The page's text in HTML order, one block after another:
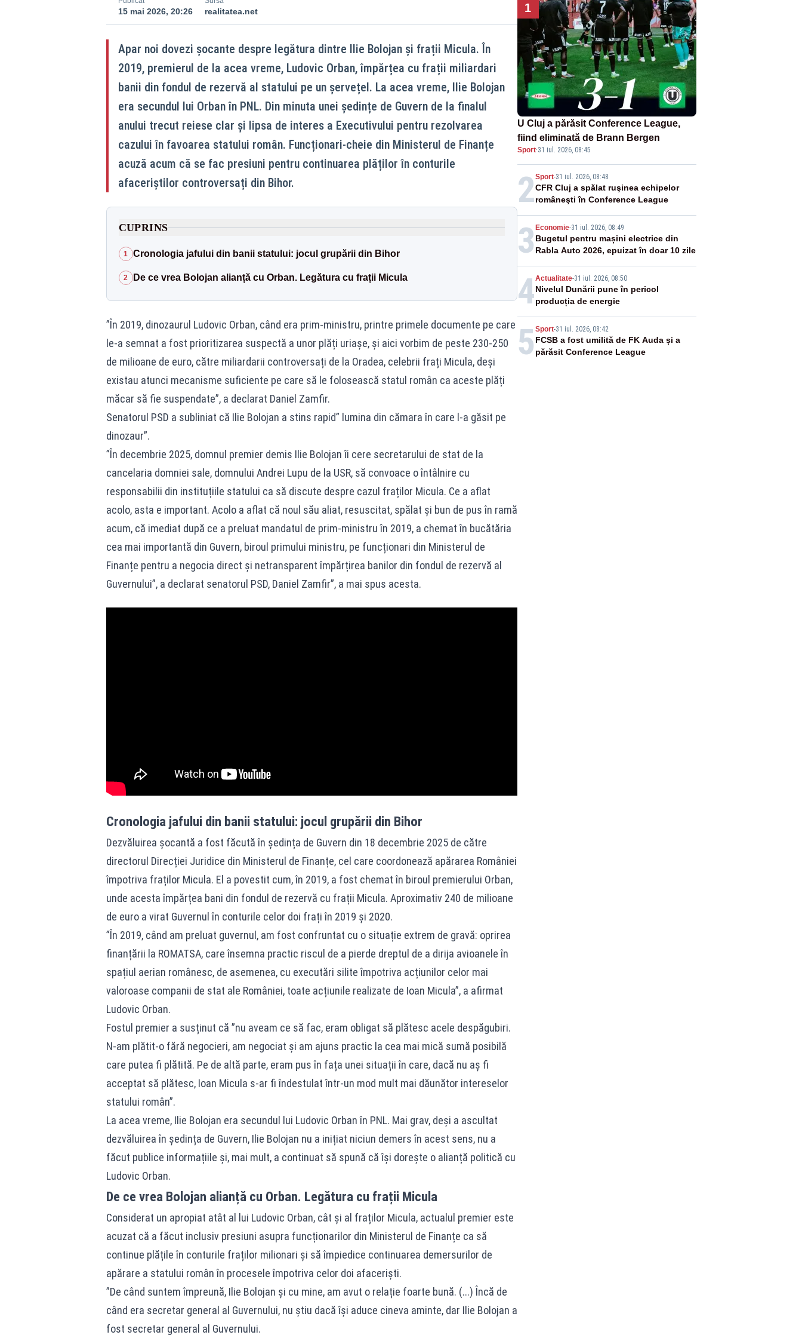
15 mai 2026, 20:26 realitatea.net
Apar noi dovezi șocante despre legătura dintre Ilie Bolojan și frații Micula. În
2019, premierul de la acea vreme, Ludovic Orban, împărțea cu frații miliardari
banii din fondul de rezervă al statului pe un șervețel. La acea vreme, Ilie Bolojan
era secundul lui Orban în PNL. Din minuta unei ședințe de Guvern de la finalul
anului trecut reiese clar și lipsa de interes a Executivului pentru rezolvarea
cazului în favoarea statului român. Funcționari-cheie din Ministerul de Finanțe
acuză acum că se fac presiuni pentru continuarea plăților în conturile
afaceriștilor controversați din Bihor.
CUPRINS
1 Cronologia jafului din banii statului: jocul grupării din Bihor
2 De ce vrea Bolojan alianță cu Orban. Legătura cu frații Micula
”În 2019, dinozaurul Ludovic Orban, când era prim-ministru, printre primele documente pe care
le-a semnat a fost prioritizarea suspectă a unor plăți uriașe, și aici vorbim de peste 230-250
de milioane de euro, către miliardarii controversați de la Oradea, celebrii frați Micula, deși
existau atunci mecanisme suficiente pe care să le folosească statul român ca aceste plăți
măcar să fie suspendate”, a declarat Daniel Zamfir.
Senatorul PSD a subliniat că Ilie Bolojan a stins rapid” lumina din cămara în care l-a găsit pe
dinozaur”.
”În decembrie 2025, domnul premier demis Ilie Bolojan îi cere secretarului de stat de la
cancelaria domniei sale, domnului Andrei Lupu de la USR, să convoace o întâlnire cu
responsabilii din instituțiile statului ca să discute despre cazul fraților Micula. Ce a aflat
acolo, asta e important. Acolo a aflat că noul său aliat, resuscitat, spălat și bun de pus în ramă
acum, că imediat după ce a preluat mandatul de prim-ministru în 2019, a chemat în bucătăria
cea mai importantă din Guvern, biroul primului ministru, pe funcționari din Ministerul de
Finanțe pentru a negocia direct și netransparent împărțirea banilor din fondul de rezervă al
Guvernului”, a declarat senatorul PSD, Daniel Zamfir”, a mai spus acesta.
Cronologia jafului din banii statului: jocul grupării din Bihor
Dezvăluirea șocantă a fost făcută în ședința de Guvern din 18 decembrie 2025 de către
directorul Direcției Juridice din Ministerul de Finanțe, cel care coordonează apărarea României
împotriva fraților Micula. El a povestit cum, în 2019, a fost chemat în biroul premierului Orban,
unde acesta împărțea bani din fondul de rezervă cu frații Micula. Aproximativ 240 de milioane
de euro a virat Guvernul în conturile celor doi frați în 2019 și 2020.
”În 2019, când am preluat guvernul, am fost confruntat cu o situație extrem de gravă: oprirea
finanțării la ROMATSA, care însemna practic riscul de a pierde dreptul de a dirija avioanele în
spațiul aerian românesc, de asemenea, cu executări silite împotriva acțiunilor celor mai
valoroase companii de stat ale României, toate acțiunile realizate de Ioan Micula”, a afirmat
Ludovic Orban.
Fostul premier a susținut că ”nu aveam ce să fac, eram obligat să plătesc acele despăgubiri.
N-am plătit-o fără negocieri, am negociat și am ajuns practic la cea mai mică sumă posibilă
care putea fi plătită. Pe de altă parte, eram pus în fața unei situații în care, dacă nu aș fi
acceptat să plătesc, Ioan Micula s-ar fi îndestulat într-un mod mult mai dăunător intereselor
statului român”.
La acea vreme, Ilie Bolojan era secundul lui Ludovic Orban în PNL. Mai grav, deși a ascultat
dezvăluirea în ședința de Guvern, Ilie Bolojan nu a inițiat niciun demers în acest sens, nu a
făcut publice informațiile și, mai mult, a continuat să spună că își dorește o alianță politică cu
Ludovic Orban.
De ce vrea Bolojan alianță cu Orban. Legătura cu frații Micula
Considerat un apropiat atât al lui Ludovic Orban, cât și al fraților Micula, actualul premier este
acuzat că a făcut inclusiv presiuni asupra funcționarilor din Ministerul de Finanțe ca să
continue plățile în conturile fraților milionari și să împiedice continuarea demersurilor de
apărare a statului român în procesele împotriva celor doi afaceriști.
”De când suntem împreună, Ilie Bolojan și cu mine, am avut o relație foarte bună. (...) Încă de
când era secretar general al Guvernului, nu știu dacă își aduce cineva aminte, dar Ilie Bolojan a
fost secretar general al Guvernului.
1
U Cluj a părăsit Conference League,
fiind eliminată de Brann Bergen
Sport·31 iul. 2026, 08:45
2Sport-31 iul. 2026, 08:48
CFR Cluj a spălat ruşinea echipelor
româneşti în Conference League
3 Economie-31 iul. 2026, 08:49
Bugetul pentru mașini electrice din
Rabla Auto 2026, epuizat în doar 10 zile
4Actualitate-31 iul. 2026, 08:50
Nivelul Dunării pune în pericol
producția de energie
5 Sport-31 iul. 2026, 08:42
FCSB a fost umilită de FK Auda și a
părăsit Conference League